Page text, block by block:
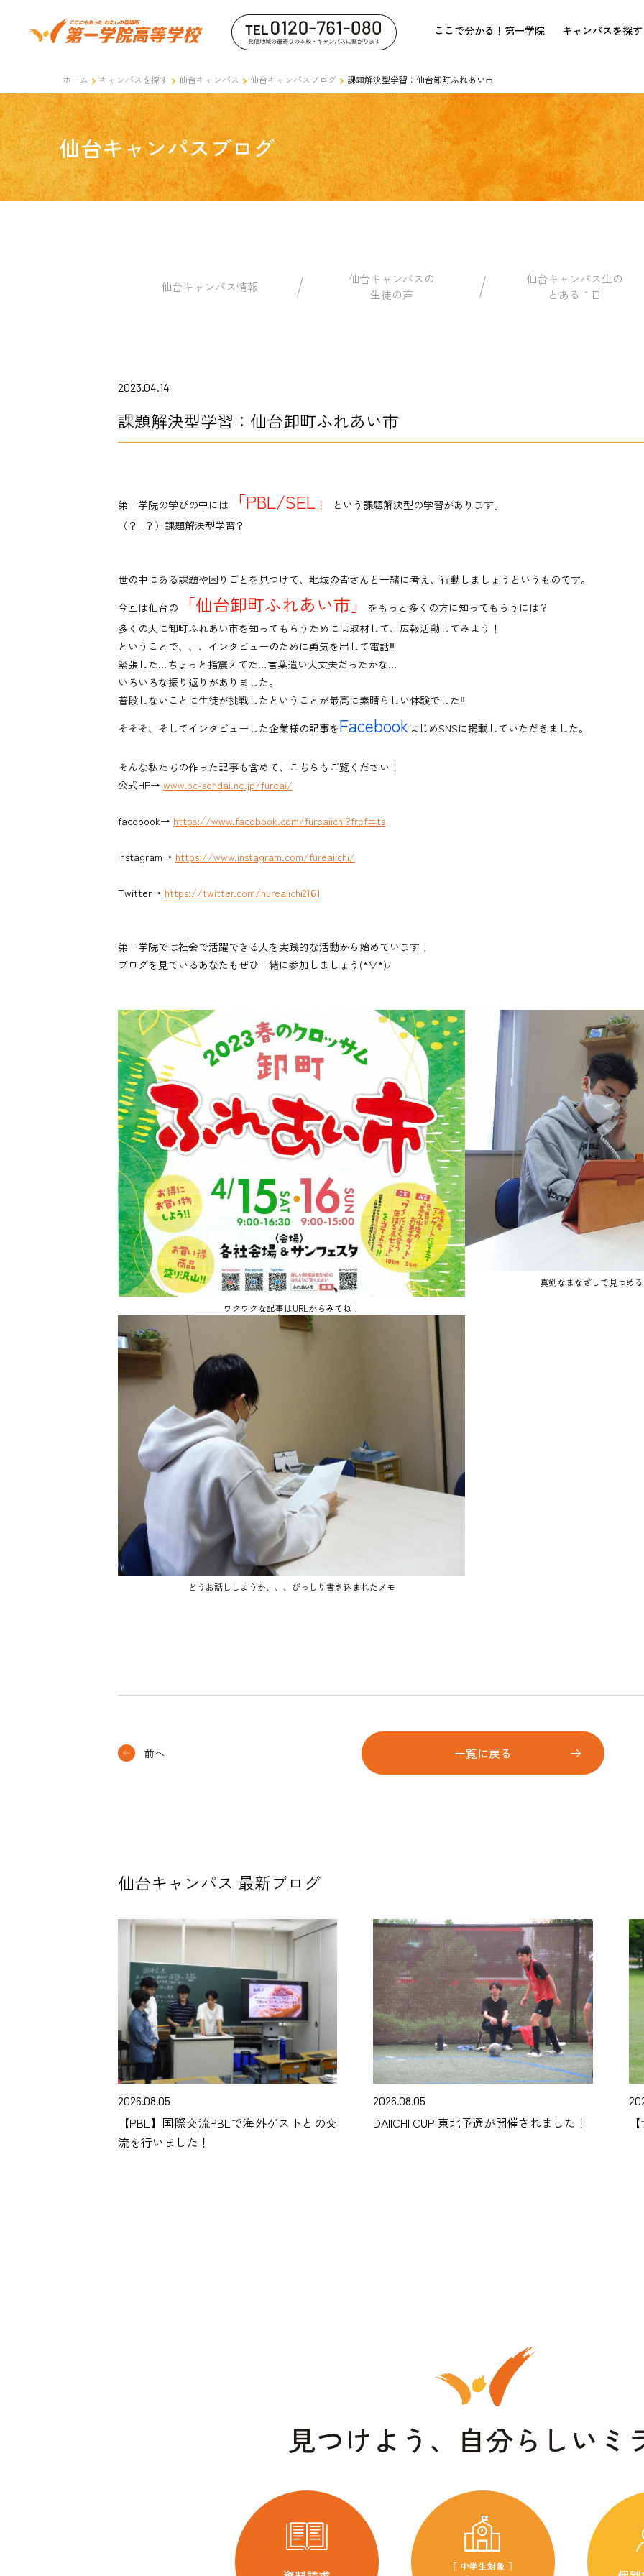
ここで分かる！第一学院 キャンパスを探す
ホーム キャンパスを探す 仙台キャンパス 仙台キャンパスブログ 課題解決型学習：仙台卸町ふれあい市
仙台キャンパスブログ
仙台キャンパス情報
仙台キャンパスの
生徒の声
仙台キャンパス生の
とある１日
2023.04.14
課題解決型学習：仙台卸町ふれあい市
第一学院の学びの中には 「PBL/SEL」
という課題解決型の学習があります。
（？_？）課題解決型学習？
世の中にある課題や困りごとを見つけて、地域の皆さんと一緒に考え、行動しましょうというものです。
今回は仙台の
「仙台卸町ふれあい市」
をもっと多くの方に知ってもらうには？
多くの人に卸町ふれあい市を知ってもらうためには取材して、広報活動してみよう！
ということで、、、インタビューのために勇気を出して電話‼
緊張した…ちょっと指震えてた…言葉遣い大丈夫だったかな…
いろいろな振り返りがありました。
普段しないことに生徒が挑戦したということが最高に素晴らしい体験でした‼
そそそ、そしてインタビューした企業様の記事をFacebookはじめSNSに掲載していただきました。
そんな私たちの作った記事も含めて、こちらもご覧ください！
公式HP→ www.oc-sendai.ne.jp/fureai/
facebook→ https://www.facebook.com/fureaiichi?fref=ts
Instagram→ https://www.instagram.com/fureaiichi/
Twitter→ https://twitter.com/hureaiichi2161
第一学院では社会で活躍できる人を実践的な活動から始めています！
ブログを見ているあなたもぜひ一緒に参加しましょう(*´∀`*)ﾉ
ワクワクな記事はURLからみてね！
真剣なまなざしで見つめ
どうお話ししようか、、、びっしり書き込まれたメモ
前へ 一覧に戻る
仙台キャンパス 最新ブログ
2026.08.05
【PBL】国際交流PBLで海外ゲストとの交
流を行いました！
2026.08.05
DAIICHI CUP 東北予選が開催されました！